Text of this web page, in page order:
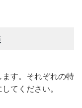
す。それぞれの特
てください。